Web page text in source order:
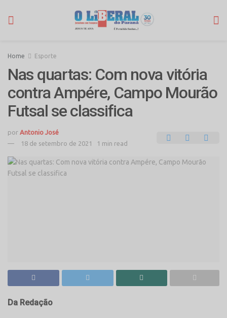
Home Esporte
Nas quartas: Com nova vitória
contra Ampére, Campo Mourão
Futsal se classifica
por Antonio José
18 de setembro de 2021
1 min read
Da Redação